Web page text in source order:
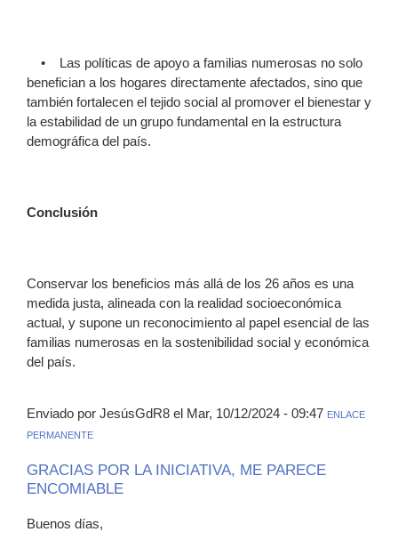
• Las políticas de apoyo a familias numerosas no solo
benefician a los hogares directamente afectados, sino que
también fortalecen el tejido social al promover el bienestar y
la estabilidad de un grupo fundamental en la estructura
demográfica del país.
Conclusión
Conservar los beneficios más allá de los 26 años es una
medida justa, alineada con la realidad socioeconómica
actual, y supone un reconocimiento al papel esencial de las
familias numerosas en la sostenibilidad social y económica
del país.
Enviado por JesúsGdR8 el Mar, 10/12/2024 - 09:47 ENLACE
PERMANENTE
GRACIAS POR LA INICIATIVA, ME PARECE
ENCOMIABLE
Buenos días,